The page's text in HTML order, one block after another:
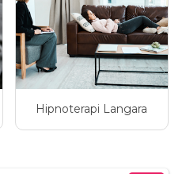
Hipnoterapi Langara